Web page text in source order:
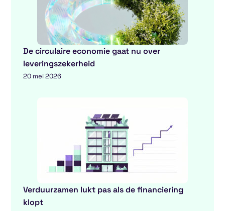
De circulaire economie gaat nu over
leveringszekerheid
20 mei 2026
Verduurzamen lukt pas als de financiering
klopt